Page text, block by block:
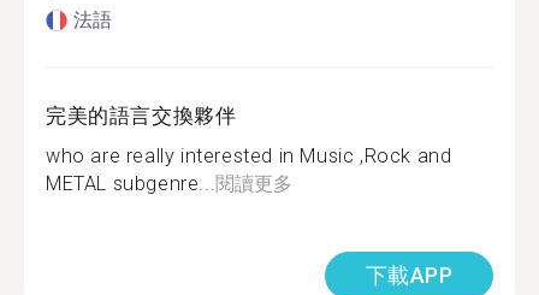
法語
完美的語言交換夥伴
who are really interested in Music ,Rock and
METAL subgenre...閱讀更多
下載APP